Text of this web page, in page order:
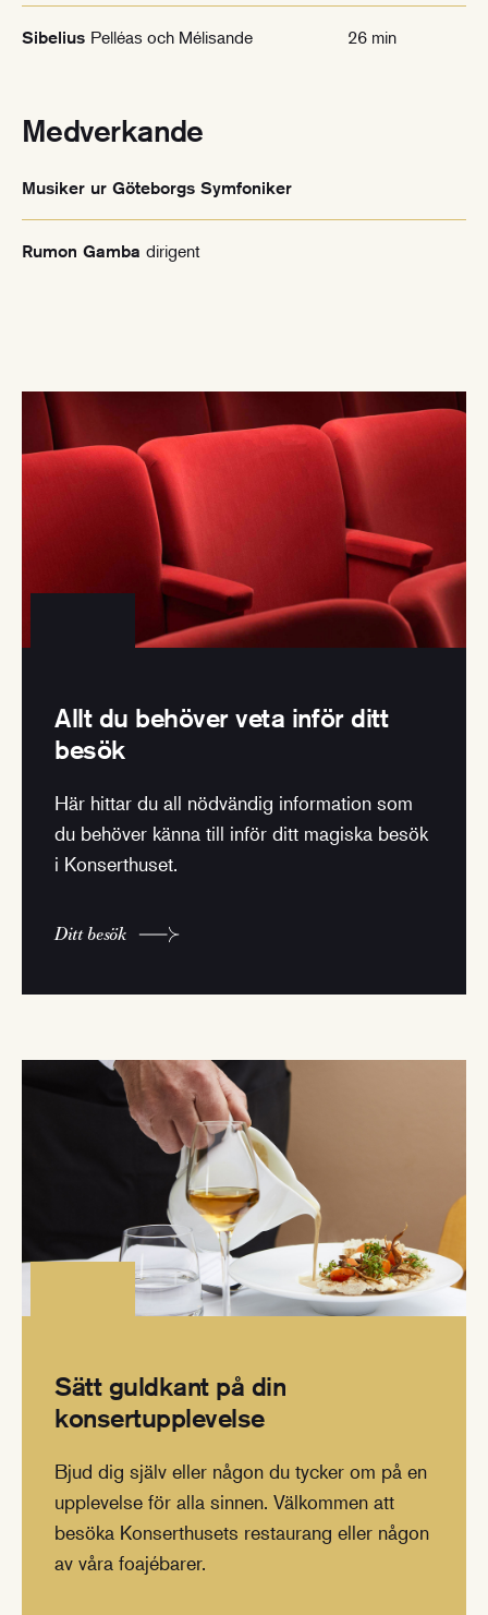
Sibelius Pelléas och Mélisande 26 min
Medverkande
Musiker ur Göteborgs Symfoniker
Rumon Gamba dirigent
Allt du behöver veta inför ditt
besök
Här hittar du all nödvändig information som
du behöver känna till inför ditt magiska besök
i Konserthuset.
Ditt besök
Sätt guldkant på din
konsertupplevelse
Bjud dig själv eller någon du tycker om på en
upplevelse för alla sinnen. Välkommen att
besöka Konserthusets restaurang eller någon
av våra foajébarer.